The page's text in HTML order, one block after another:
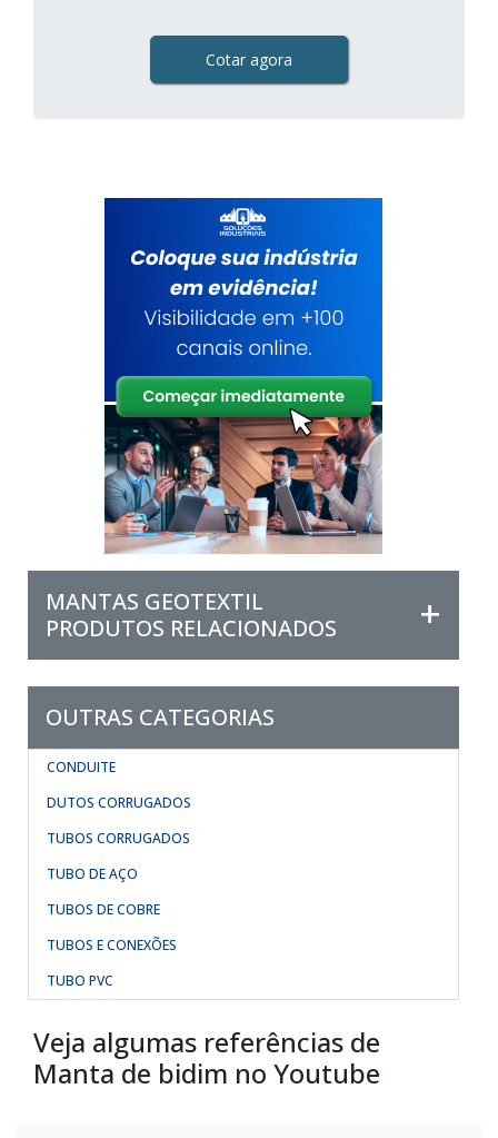
Cotar agora
MANTAS GEOTEXTIL
PRODUTOS RELACIONADOS
OUTRAS CATEGORIAS
CONDUITE
DUTOS CORRUGADOS
TUBOS CORRUGADOS
TUBO DE AÇO
TUBOS DE COBRE
TUBOS E CONEXÕES
TUBO PVC
Veja algumas referências de
Manta de bidim no Youtube